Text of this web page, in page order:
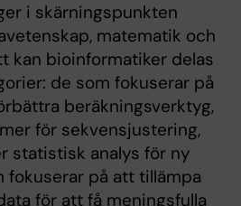
i skärningspunkten
matematik och
kan bioinformatiker delas
de som fokuserar på
beräkningsverktyg,
för sekvensjustering,
statistisk analys för ny
fokuserar på att tillämpa
för att få meningsfulla